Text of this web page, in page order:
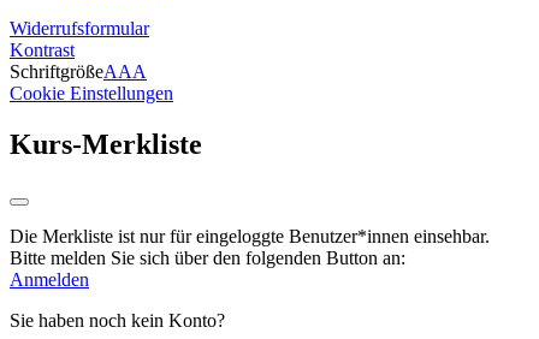
Widerrufsformular
Kontrast
SchriftgrößeAAA
Cookie Einstellungen
Kurs-Merkliste
Die Merkliste ist nur für eingeloggte Benutzer*innen einsehbar.
Bitte melden Sie sich über den folgenden Button an:
Anmelden
Sie haben noch kein Konto?